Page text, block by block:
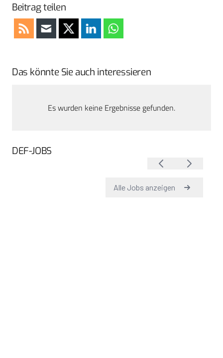
Beitrag teilen
Das könnte Sie auch interessieren
Es wurden keine Ergebnisse gefunden.
DEF-JOBS